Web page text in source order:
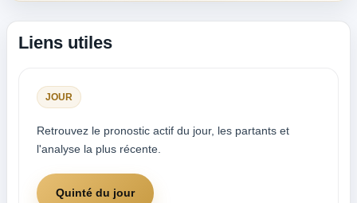
Liens utiles
JOUR
Retrouvez le pronostic actif du jour, les partants et
l'analyse la plus récente.
Quinté du jour